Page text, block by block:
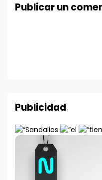
Publicar un
Publicidad